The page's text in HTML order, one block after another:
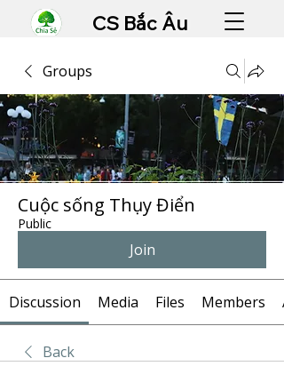
CS Bắc Âu
Groups
Cuộc sống Thụy Điển
Public
Join
Discussion Media Files Members
Back